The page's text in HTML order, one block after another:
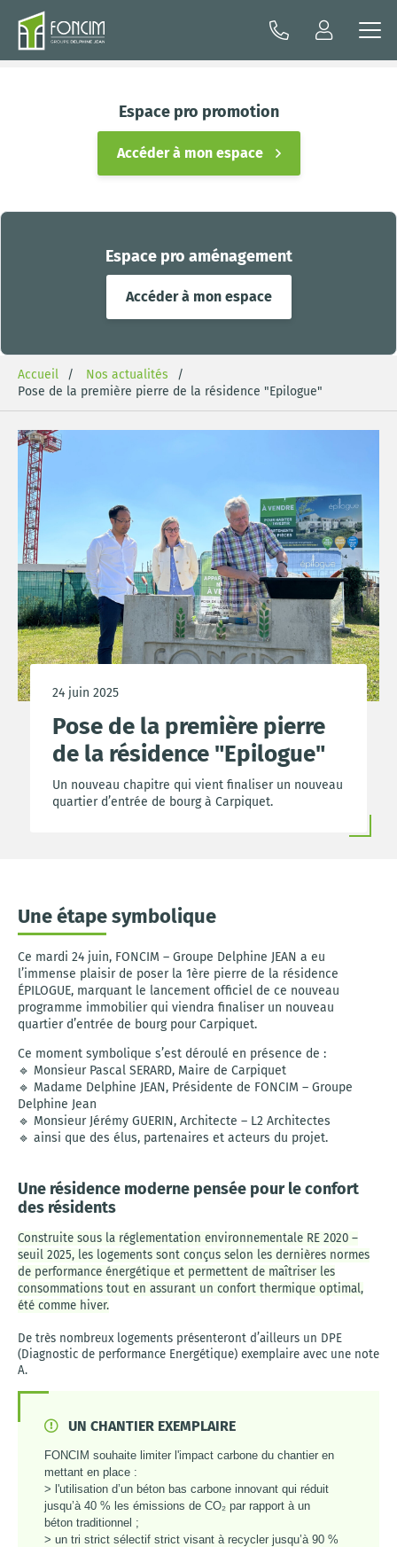
Espace pro aménagement
Accéder à mon espace
Espace pro promotion
Accéder à mon espace
Accueil
Nos actualités
Pose de la première pierre de la résidence "Epilogue"
24 juin 2025
Pose de la première pierre
de la résidence "Epilogue"
Un nouveau chapitre qui vient finaliser un nouveau
quartier d’entrée de bourg à Carpiquet.
Une étape symbolique
Ce mardi 24 juin, FONCIM – Groupe Delphine JEAN a eu
l’immense plaisir de poser la 1ère pierre de la résidence
ÉPILOGUE, marquant le lancement officiel de ce nouveau
programme immobilier qui viendra finaliser un nouveau
quartier d’entrée de bourg pour Carpiquet.
Ce moment symbolique s’est déroulé en présence de :
🔹 Monsieur Pascal SERARD, Maire de Carpiquet
🔹 Madame Delphine JEAN, Présidente de FONCIM – Groupe
Delphine Jean
🔹 Monsieur Jérémy GUERIN, Architecte – L2 Architectes
🔹 ainsi que des élus, partenaires et acteurs du projet.
Une résidence moderne pensée pour le confort
des résidents
Construite sous la réglementation environnementale RE 2020 –
seuil 2025, les logements sont conçus selon les dernières normes
de performance énergétique et permettent de maîtriser les
consommations tout en assurant un confort thermique optimal,
été comme hiver.
De très nombreux logements présenteront d’ailleurs un DPE
(Diagnostic de performance Energétique) exemplaire avec une note
A.
UN CHANTIER EXEMPLAIRE
FONCIM souhaite limiter l'impact carbone du chantier en
mettant en place :
> l'utilisation d’un béton bas carbone innovant qui réduit
jusqu’à 40 % les émissions de CO₂ par rapport à un
béton traditionnel ;
> un tri strict sélectif strict visant à recycler jusqu’à 90 %